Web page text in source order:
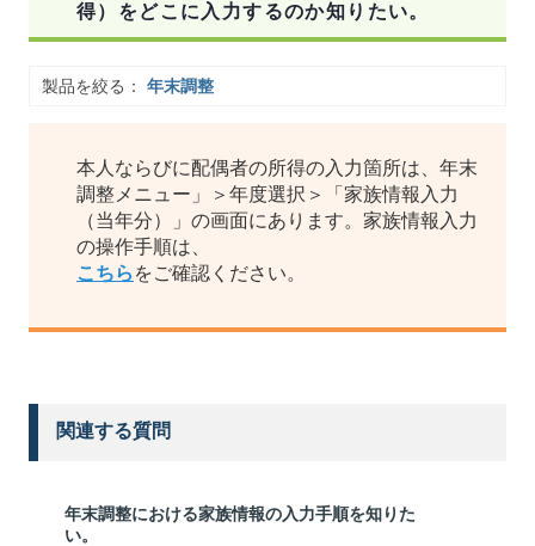
得）をどこに入力するのか知りたい。
製品を絞る： 年末調整
本人ならびに配偶者の所得の入力箇所は、年末
調整メニュー」＞年度選択＞「家族情報入力
（当年分）」の画面にあります。家族情報入力
の操作手順は、
こちら をご確認ください。
関連する質問
年末調整における家族情報の入力手順を知りた
い。